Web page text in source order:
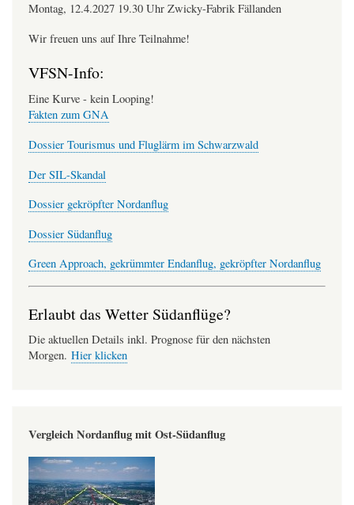
Montag, 12.4.2027 19.30 Uhr Zwicky-Fabrik Fällanden
Wir freuen uns auf Ihre Teilnahme!
VFSN-Info:
Eine Kurve - kein Looping!
Fakten zum GNA
Dossier Tourismus und Fluglärm im Schwarzwald
Der SIL-Skandal
Dossier gekröpfter Nordanflug
Dossier Südanflug
Green Approach, gekrümmter Endanflug, gekröpfter Nordanflug
Erlaubt das Wetter Südanflüge?
Die aktuellen Details inkl. Prognose für den nächsten
Morgen. Hier klicken
Vergleich Nordanflug mit Ost-Südanflug